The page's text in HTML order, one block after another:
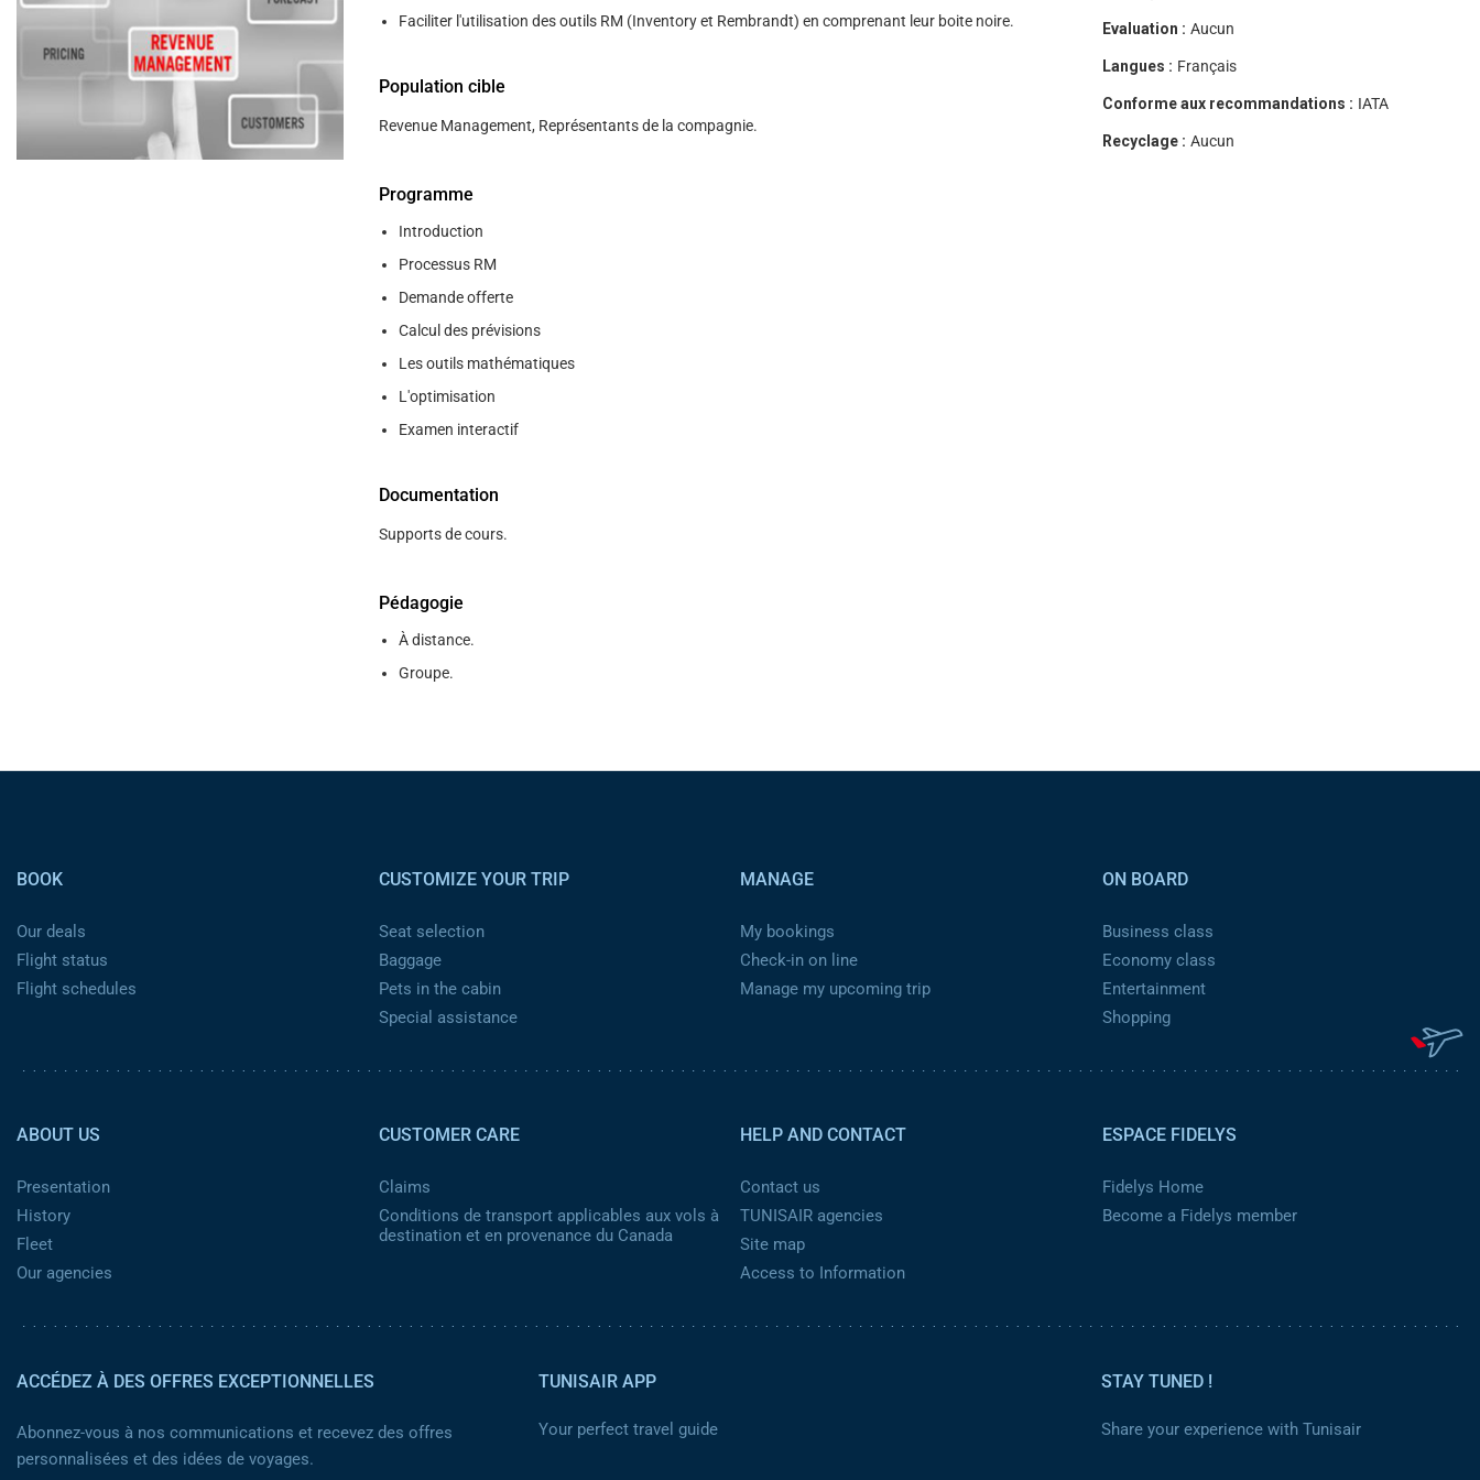
help
navigate
Faciliter l'utilisation des outils RM (Inventory et Rembrandt) en comprenant leur boite noire.
Population cible
Revenue Management, Représentants de la compagnie.
Programme
Introduction
Processus RM
Demande offerte
Calcul des prévisions
Les outils mathématiques
L'optimisation
Examen interactif
Documentation
Supports de cours.
Pédagogie
À distance.
Groupe.
Evaluation : Aucun
Langues : Français
Conforme aux recommandations : IATA
Recyclage : Aucun
BOOK
Our deals
Flight status
Flight schedules
CUSTOMIZE YOUR TRIP
Seat selection
Baggage
Pets in the cabin
Special assistance
MANAGE
My bookings
Check-in on line
Manage my upcoming trip
ON BOARD
Business class
Economy class
Entertainment
Shopping
ABOUT US
Presentation
History
Fleet
Our agencies
CUSTOMER CARE
Claims
Conditions de transport applicables aux vols à
destination et en provenance du Canada
HELP AND CONTACT
Contact us
TUNISAIR agencies
Site map
Access to Information
ESPACE FIDELYS
Fidelys Home
Become a Fidelys member
ACCÉDEZ À DES OFFRES EXCEPTIONNELLES
Abonnez-vous à nos communications et recevez des offres
personnalisées et des idées de voyages.
TUNISAIR APP
Your perfect travel guide
STAY TUNED !
Share your experience with Tunisair